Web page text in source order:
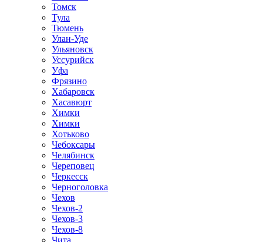
Томск
Тула
Тюмень
Улан-Уде
Ульяновск
Уссурийск
Уфа
Фрязино
Хабаровск
Хасавюрт
Химки
Химки
Хотьково
Чебоксары
Челябинск
Череповец
Черкесск
Черноголовка
Чехов
Чехов-2
Чехов-3
Чехов-8
Чита